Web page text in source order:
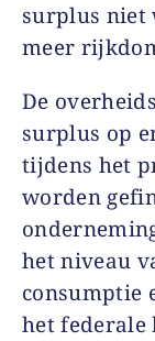
surplus niet
meer
De
surplus op
tijdens het
worden
het niveau
consumptie
het federale